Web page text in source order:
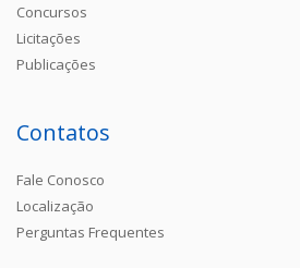
Concursos
Licitações
Publicações
Contatos
Fale Conosco
Localização
Perguntas Frequentes